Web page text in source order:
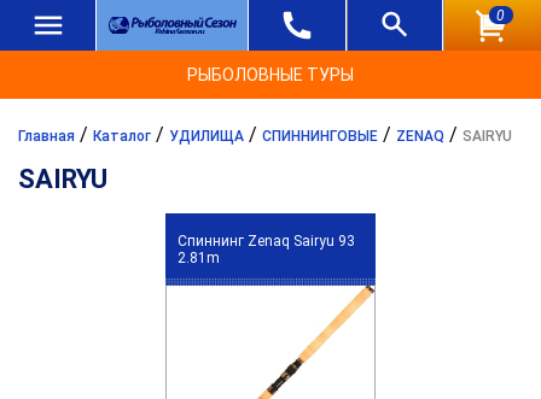
0
РЫБОЛОВНЫЕ ТУРЫ
Главная / Каталог / УДИЛИЩА / СПИННИНГОВЫЕ / ZENAQ / SAIRYU
SAIRYU
Спиннинг Zenaq Sairyu 93
2.81m